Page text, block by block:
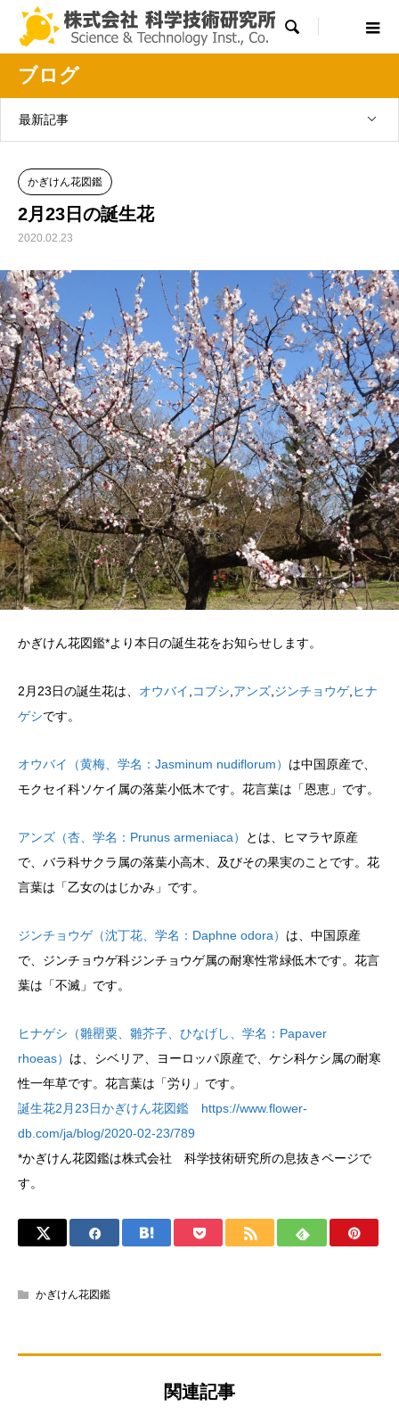

ブログ
最新記事
かぎけん花図鑑
2月23日の誕生花
2020.02.23
かぎけん花図鑑*より本日の誕生花をお知らせします。
2月23日の誕生花は、 オウバイ コブシ アンズ ジンチョウゲ, ヒナ
ゲシです。
オウバイ（黄梅、学名：Jasminum nudiflorum） は中国原産で、
モクセイ科ソケイ属の落葉小低木です。花言葉は「恩恵」です。
アンズ（杏、学名：Prunus armeniaca）
とは、ヒマラヤ原産
で、バラ科サクラ属の落葉小高木、及びその果実のことです。花
言葉は「乙女のはじかみ」です。
ジンチョウゲ（沈丁花、学名：Daphne odora） は、中国原産
で、ジンチョウゲ科ジンチョウゲ属の耐寒性常緑低木です。花言
葉は「不滅」です。
ヒナゲシ（雛罌粟、雛芥子、ひなげし、学名：Papaver
rhoeas） は、シベリア、ヨーロッパ原産で、ケシ科ケシ属の耐寒
性一年草です。花言葉は「労り」です。
誕生花2月23日かぎけん花図鑑 https://www.flower-
db.com/ja/blog/2020-02-23/789
*かぎけん花図鑑は株式会社 科学技術研究所の息抜きページで
す。
かぎけん花図鑑
関連記事